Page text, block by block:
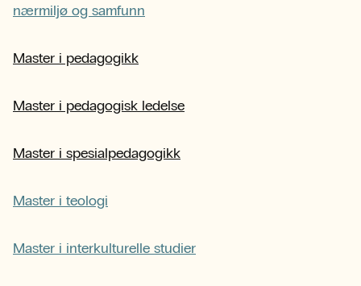
nærmiljø og samfunn
Master i pedagogikk
Master i pedagogisk ledelse
Master i spesialpedagogikk
Master i teologi
Master i interkulturelle studier